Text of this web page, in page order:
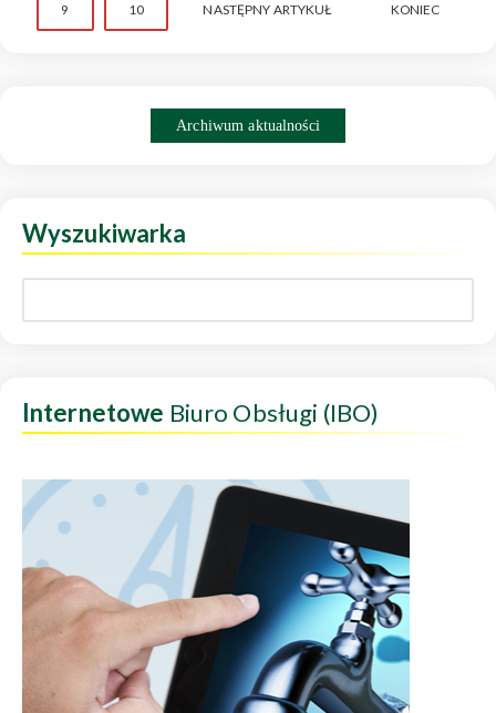
9 10 NASTĘPNY ARTYKUŁ KONIEC
Archiwum aktualności
Wyszukiwarka
Internetowe Biuro Obsługi (IBO)